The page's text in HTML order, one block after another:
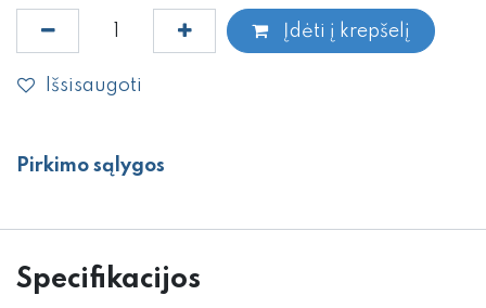
Įdėti į krepšelį
Išsisaugoti
Pirkimo sąlygos
Specifikacijos